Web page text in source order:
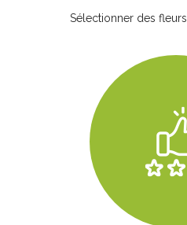
Sélectionner des fleurs